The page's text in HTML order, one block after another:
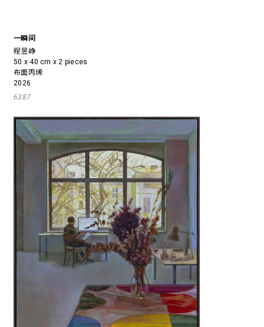
一瞬间
程昱峥
50 x 40 cm x 2 pieces
布面丙烯
2026
6387